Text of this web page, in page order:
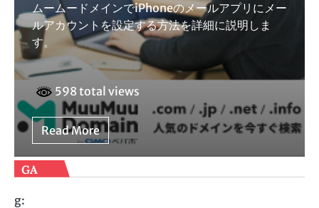
ムームードメインでiPhoneのメールアプリにメー
ルアカウントを設定する方法を詳細に説明しま
す。
598 total views
Read More
GA
g: